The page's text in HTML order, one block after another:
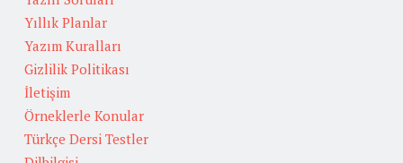
Yıllık Planlar
Yazım Kuralları
Gizlilik Politikası
İletişim
Örneklerle Konular
Türkçe Dersi Testler